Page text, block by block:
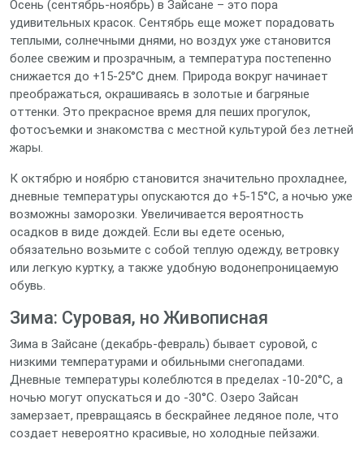
Осень (сентябрь-ноябрь) в Зайсане – это пора
удивительных красок. Сентябрь еще может порадовать
теплыми, солнечными днями, но воздух уже становится
более свежим и прозрачным, а температура постепенно
снижается до +15-25°C днем. Природа вокруг начинает
преображаться, окрашиваясь в золотые и багряные
оттенки. Это прекрасное время для пеших прогулок,
фотосъемки и знакомства с местной культурой без летней
жары.
К октябрю и ноябрю становится значительно прохладнее,
дневные температуры опускаются до +5-15°C, а ночью уже
возможны заморозки. Увеличивается вероятность
осадков в виде дождей. Если вы едете осенью,
обязательно возьмите с собой теплую одежду, ветровку
или легкую куртку, а также удобную водонепроницаемую
обувь.
Зима: Суровая, но Живописная
Зима в Зайсане (декабрь-февраль) бывает суровой, с
низкими температурами и обильными снегопадами.
Дневные температуры колеблются в пределах -10-20°C, а
ночью могут опускаться и до -30°C. Озеро Зайсан
замерзает, превращаясь в бескрайнее ледяное поле, что
создает невероятно красивые, но холодные пейзажи.